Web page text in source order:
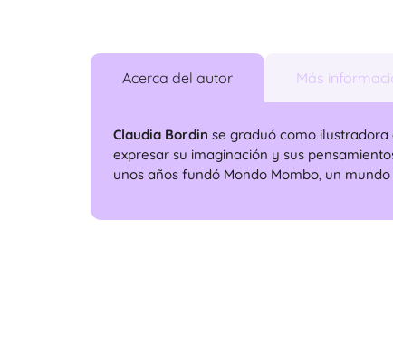
Acerca del autor Más
Claudia Bordin se graduó como
expresar su imaginación y sus
unos años fundó Mondo Mombo, un